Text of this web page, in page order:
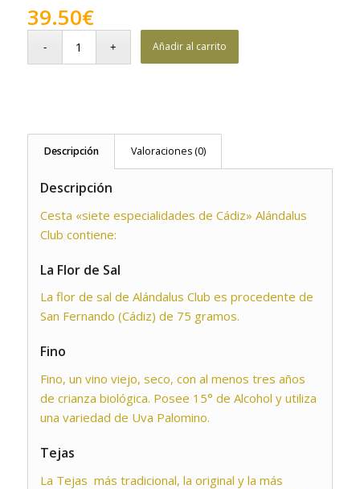
39.50€
Añadir al carrito
Descripción Valoraciones (0)
Descripción
Cesta «siete especialidades de Cádiz» Alándalus
Club contiene:
La Flor de Sal
La flor de sal de Alándalus Club es procedente de
San Fernando (Cádiz) de 75 gramos.
Fino
Fino, un vino viejo, seco, con al menos tres años
de crianza biológica. Posee 15° de Alcohol y utiliza
una variedad de Uva Palomino.
Tejas
La Tejas más tradicional, la original y la más